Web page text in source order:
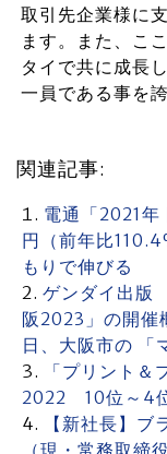
取引先企業様に
ます。また、こ
タイで共に成長
一員である事を
関連記事:
電通「2021
円（前年比
もりで伸びる
ゲンダイ出版
阪2023」の開
日、大阪市の 「
「プリント
2022 10位～4位
【新社長】
（現・常務取